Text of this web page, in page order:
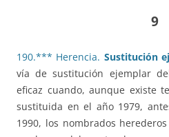
9
190.*** Herencia. Sustitución
vía de sustitución ejemplar
eficaz cuando, aunque existe
sustituida en el año 1979,
1990, los nombrados